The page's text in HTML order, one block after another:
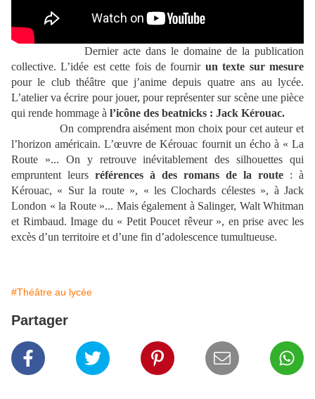
Dernier acte dans le domaine de la publication
collective. L’idée est cette fois de fournir un texte sur mesure
pour le club théâtre que j’anime depuis quatre ans au lycée.
L’atelier va écrire pour jouer, pour représenter sur scène une pièce
qui rende hommage à l’icône des beatnicks : Jack Kérouac.
On comprendra aisément mon choix pour cet auteur et
l’horizon américain. L’œuvre de Kérouac fournit un écho à « La
Route »... On y retrouve inévitablement des silhouettes qui
empruntent leurs références à des romans de la route : à
Kérouac, « Sur la route », « les Clochards célestes », à Jack
London « la Route »... Mais également à Salinger, Walt Whitman
et Rimbaud. Image du « Petit Poucet rêveur », en prise avec les
excès d’un territoire et d’une fin d’adolescence tumultueuse.
#Théâtre au lycée
Partager